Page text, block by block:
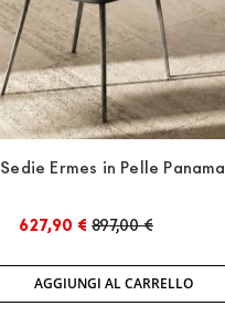
Sedie Ermes in Pelle Panama
627,90 € 897,00 €
AGGIUNGI AL CARRELLO